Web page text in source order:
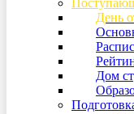
День
Дом